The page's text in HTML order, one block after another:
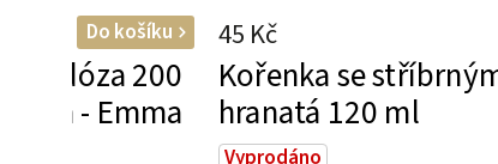
dóza 200
- Emma
Do košíku
Kořenka se
hranatá 120 ml
45 Kč